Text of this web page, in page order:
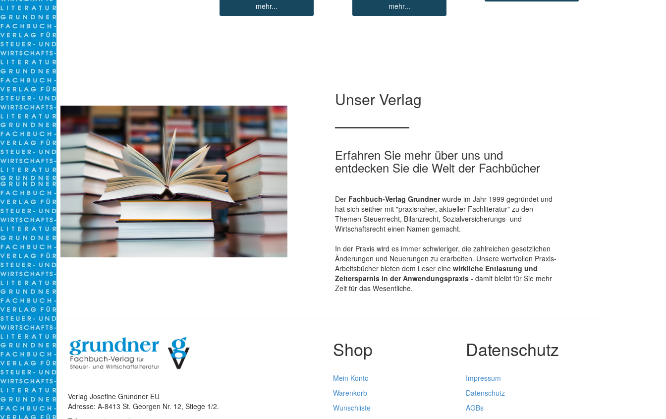
mehr... mehr...
Unser Verlag
Erfahren Sie mehr über uns und
entdecken Sie die Welt der Fachbücher
Der Fachbuch-Verlag Grundnerwurde im Jahr 1999 gegründet und
hat sich seither mit "praxisnaher, aktueller Fachliteratur" zu den
Themen Steuerrecht, Bilanzrecht, Sozialversicherungs- und
Wirtschaftsrecht einen Namen gemacht.
In der Praxis wird es immer schwieriger, die zahlreichen gesetzlichen
Änderungen und Neuerungen zu erarbeiten. Unsere wertvollen Praxis-
Arbeitsbücher bieten dem Leser einewirkliche Entlastung und
Zeitersparnis in der Anwendungspraxis - damit bleibt für Sie mehr
Zeit für das Wesentliche.
Verlag Josefine Grundner EU
Adresse: A-8413 St. Georgen Nr. 12, Stiege 1/2.
Shop
Mein Konto
Warenkorb
Wunschliste
Datenschutz
Impressum
Datenschutz
AGBs